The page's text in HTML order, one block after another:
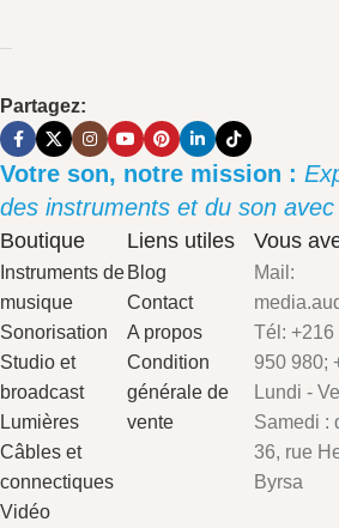
Partagez:
Votre son, notre mission :
des instruments et du son
Boutique
Instruments de
musique
Sonorisation
Studio et
broadcast
Lumières
Câbles et
connectiques
Vidéo
Liens utiles
Blog
Contact
A propos
Condition
générale de
vente
Vous
Mail:
Tél: +216
950 980;
Lundi -
Samedi :
36, rue
Byrsa